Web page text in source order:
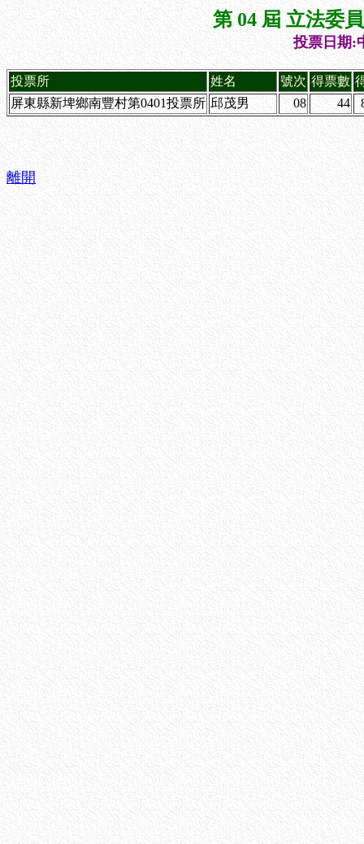
第 04 屆 立法委
投票日期:
投票所 姓名 號次 得票數
屏東縣新埤鄉南豐村第0401投票所 邱茂男 08 44
離開